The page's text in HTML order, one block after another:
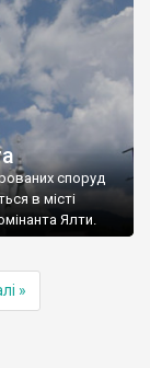
споруд
в місті
Ялти.
»